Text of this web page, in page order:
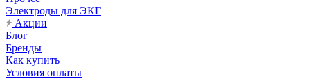
Электроды для ЭКГ
Акции
Блог
Бренды
Как купить
Условия оплаты